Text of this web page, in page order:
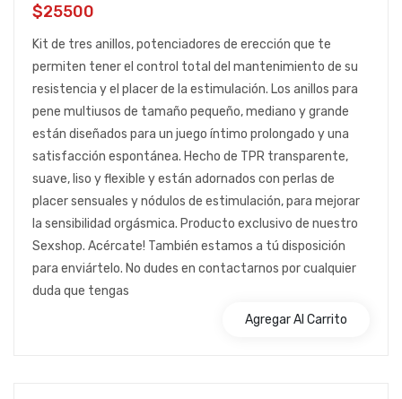
$25500
Kit de tres anillos, potenciadores de erección que te
permiten tener el control total del mantenimiento de su
resistencia y el placer de la estimulación. Los anillos para
pene multiusos de tamaño pequeño, mediano y grande
están diseñados para un juego íntimo prolongado y una
satisfacción espontánea. Hecho de TPR transparente,
suave, liso y flexible y están adornados con perlas de
placer sensuales y nódulos de estimulación, para mejorar
la sensibilidad orgásmica. Producto exclusivo de nuestro
Sexshop. Acércate! También estamos a tú disposición
para enviártelo. No dudes en contactarnos por cualquier
duda que tengas
Agregar Al Carrito